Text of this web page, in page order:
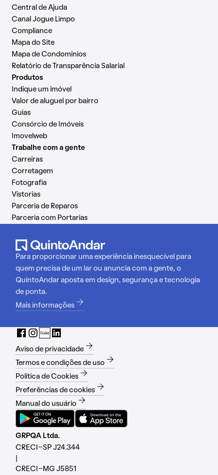
Central de Ajuda
Canal Jogue Limpo
Compliance
Mapa do Site
Mapa de Condomínios
Relatório de Transparência Salarial
Produtos
Indique um imóvel
Valor de aluguel por bairro
Guias
Consórcio de Imóveis
Imovelweb
Trabalhe com a gente
Carreiras
Corretagem
Fotografia
Vistorias
Parceria de Reparos
Parceria com Portarias
Para proporcionar uma experiência inesquecível para
quem precisa de um lar ou anuncia com a gente, o
QuintoAndar aposta em design, segurança e tecnologia
de ponta.
Mais informações
Aviso de privacidade
Termos e condições de uso
Política de Cookies
Preferências de cookies
Manual do usuário
GRPQA Ltda.
CRECI-SP J24.344
CRECI-MG J5851